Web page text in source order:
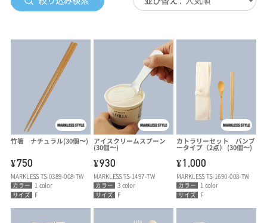
竹箸 ナチュラル(30個〜)
¥750
MARKLESS TS-0389-008-TW
カラー
1 color
サイズ
F
アイスクリームスプーン
(30個〜)
¥930
MARKLESS TS-1497-TW
カラー
3 color
サイズ
F
カトラリーセット バンブ
ータイプ（2点） (30個〜)
¥1,000
MARKLESS TS-1690-008-TW
カラー
1 color
サイズ
F